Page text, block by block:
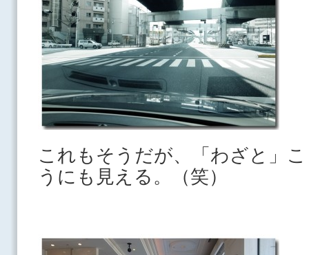
これもそうだが、「わざと」
うにも見える。（笑）